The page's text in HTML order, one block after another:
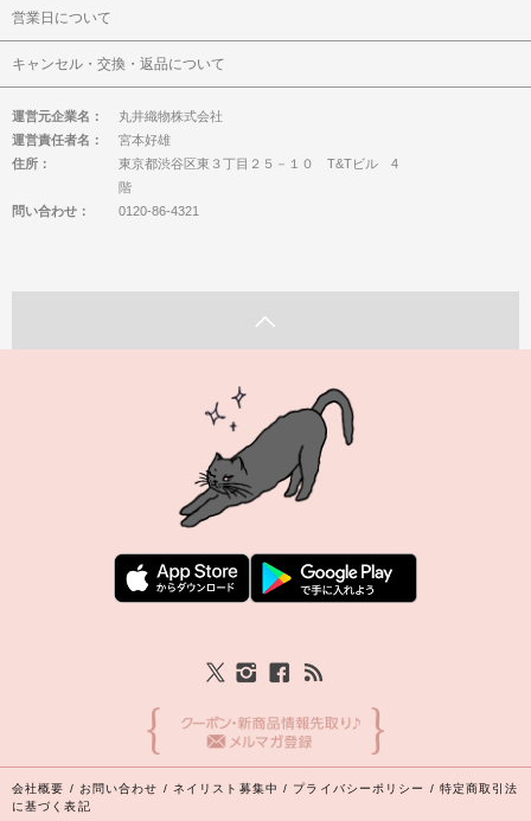
営業日について
キャンセル・交換・返品について
運営元企業名：
丸井織物株式会社
運営責任者名：
宮本好雄
住所：
東京都渋谷区東３丁目２５－１０ T&Tビル 4
階
問い合わせ：
0120-86-4321
会社概要 / お問い合わせ / ネイリスト募集中 / プライバシーポリシー / 特定商取引法
に基づく表記